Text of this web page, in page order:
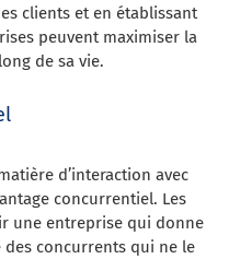
clients et en établissant
peuvent maximiser la
de sa vie.
d’interaction avec
concurrentiel. Les
une entreprise qui donne
concurrents qui ne le